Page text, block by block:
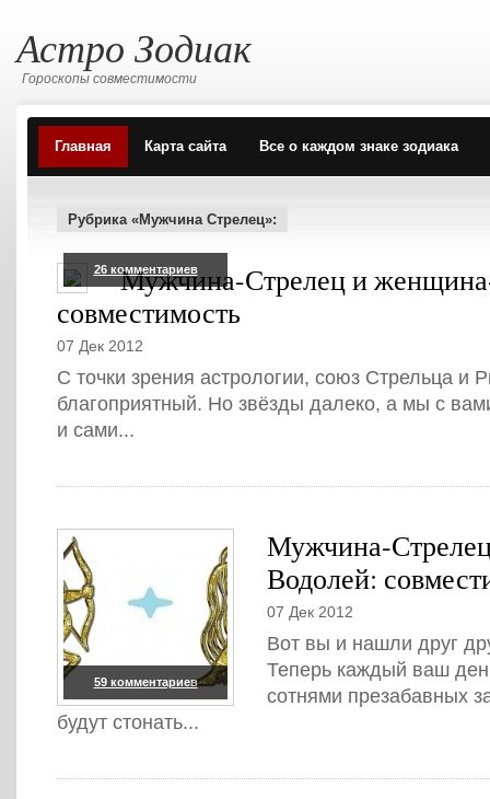
Астро Зодиак
Гороскопы совместимости
Главная Карта сайта Все о каждом знаке зодиака
Рубрика «Мужчина Стрелец»:
26 комментариев
Мужчина-Стрелец и
совместимость
07 Дек 2012
С точки зрения астрологии, союз Стрельца и
благоприятный. Но звёзды далеко, а мы с
и сами...
59 комментариев
Мужчина-
Водолей:
07 Дек 2012
Вот вы и нашли друг
Теперь каждый ваш
сотнями презабавных
будут стонать...